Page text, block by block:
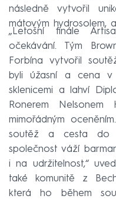
následně vytvořil
mátovým hydrosolem,
„Letošní finále
očekávání. Tým
Forbína vytvořil
byli úžasní a cena v
sklenicemi a lahví
Ronerem
mimořádným
soutěž a cesta do
společnost váží
i na udržitelnost,“
také komunitě z
která ho během